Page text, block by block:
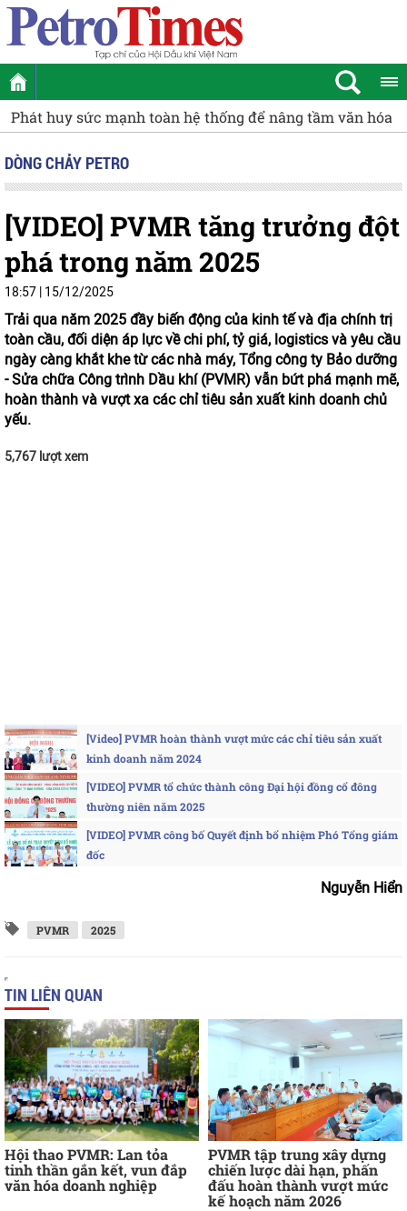
Phát huy sức mạnh toàn hệ thống để nâng tầm văn hóa
DÒNG CHẢY PETRO
[VIDEO] PVMR tăng trưởng đột
phá trong năm 2025
18:57 | 15/12/2025
Trải qua năm 2025 đầy biến động của kinh tế và địa chính trị
toàn cầu, đối diện áp lực về chi phí, tỷ giá, logistics và yêu cầu
ngày càng khắt khe từ các nhà máy, Tổng công ty Bảo dưỡng
- Sửa chữa Công trình Dầu khí (PVMR) vẫn bứt phá mạnh mẽ,
hoàn thành và vượt xa các chỉ tiêu sản xuất kinh doanh chủ
yếu.
5,767 lượt xem
[Video] PVMR hoàn thành vượt mức các chỉ tiêu sản xuất
kinh doanh năm 2024
[VIDEO] PVMR tổ chức thành công Đại hội đồng cổ đông
thường niên năm 2025
[VIDEO] PVMR công bố Quyết định bổ nhiệm Phó Tổng giám
đốc
Nguyễn Hiển
PVMR 2025
TIN LIÊN QUAN
Hội thao PVMR: Lan tỏa
tinh thần gắn kết, vun đắp
văn hóa doanh nghiệp
PVMR tập trung xây dựng
chiến lược dài hạn, phấn
đấu hoàn thành vượt mức
kế hoạch năm 2026